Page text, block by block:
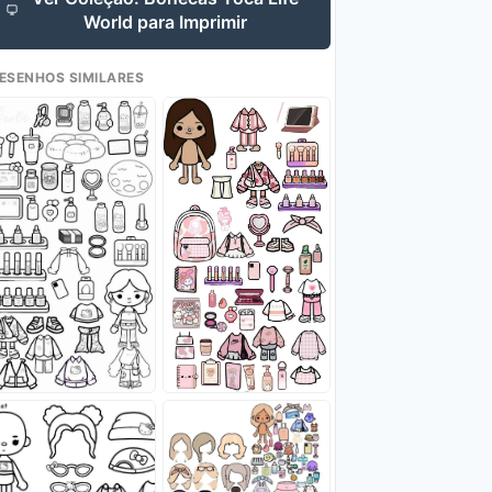
World para Imprimir
SIMILARES